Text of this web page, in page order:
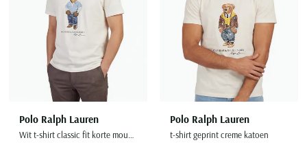
Polo Ralph Lauren
Wit t-shirt classic fit korte mouw opdruk
Polo Ralph Lauren
t-shirt geprint creme katoen